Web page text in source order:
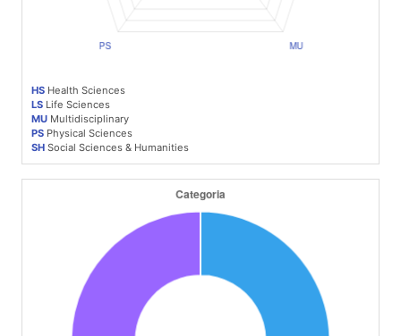
HS Health Sciences
LS Life Sciences
MU Multidisciplinary
PS Physical Sciences
SH Social Sciences & Humanities